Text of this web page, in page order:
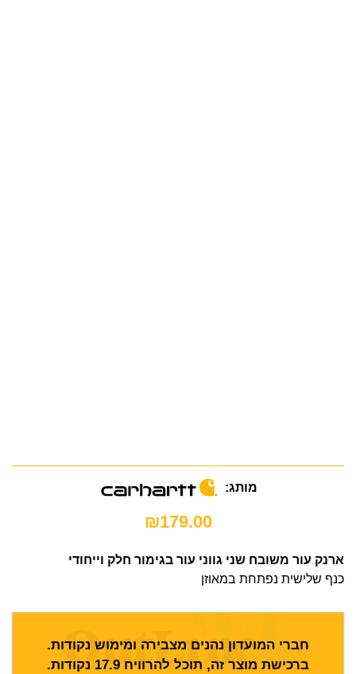
מותג:
₪179.00
ארנק עור משובח שני גווני עור בגימור חלק וייחודי
כנף שלישית נפתחת במאוזן
חברי המועדון נהנים מצבירה ומימוש נקודות.
ברכישת מוצר זה, תוכל להרוויח 17.9 נקודות.